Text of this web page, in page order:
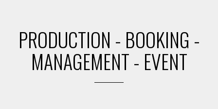
PRODUCTION - BOOKING -
MANAGEMENT - EVENT